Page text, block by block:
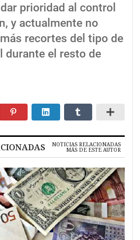
prioridad al control
y actualmente no
recortes del tipo de
durante el resto de
NOTICIAS RELACIONADAS
MÁS DE ESTE AUTOR